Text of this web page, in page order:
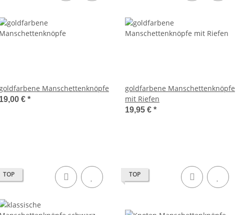
Manschettenknöpfe
19,00 € *
goldfarbene Manschettenknöpfe
mit Riefen
19,95 € *
TOP TOP